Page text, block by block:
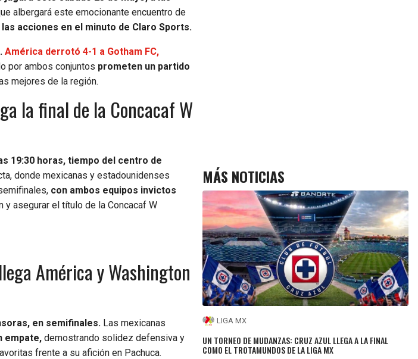
albergará este emocionante encuentro de
acciones en el minuto de Claro Sports.
América derrotó 4-1 a Gotham FC,
por ambos conjuntos prometen un partido
mejores de la región.
la final de la Concacaf W
19:30 horas, tiempo del centro de
donde mexicanas y estadounidenses
con ambos equipos invictos
y asegurar el título de la Concacaf W
América y Washington
en semifinales. Las mexicanas
empate, demostrando solidez defensiva y
frente a su afición en Pachuca.
MÁS NOTICIAS
LIGA MX
UN TORNEO DE MUDANZAS: CRUZ AZUL LLEGA A LA FINAL
COMO EL TROTAMUNDOS DE LA LIGA MX